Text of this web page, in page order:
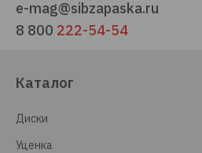
e-mag@sibzapaska.ru
8 800 222-54-54
Каталог
Диски
Уценка